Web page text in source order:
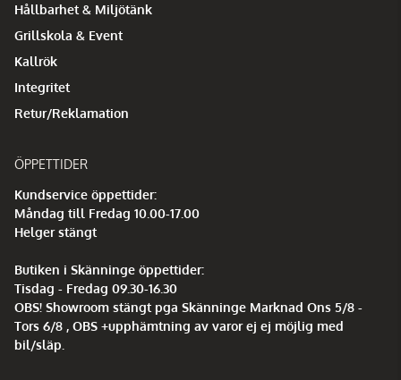
Hållbarhet & Miljötänk
Grillskola & Event
Kallrök
Integritet
Retur/Reklamation
ÖPPETTIDER
Kundservice öppettider:
Måndag till Fredag 10.00-17.00
Helger stängt
Butiken i Skänninge öppettider:
Tisdag - Fredag 09.30-16.30
OBS! Showroom stängt pga Skänninge Marknad Ons 5/8 -
Tors 6/8 , OBS +upphämtning av varor ej ej möjlig med
bil/släp.